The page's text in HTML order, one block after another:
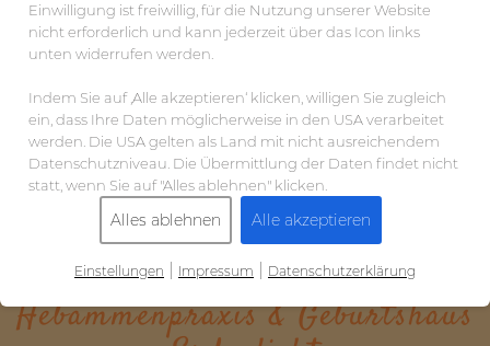
Hebammenpraxis & Geburtshaus
Einwilligung ist freiwillig, für die Nutzung unserer Website
nicht erforderlich und kann jederzeit über das Icon links
unten widerrufen werden.
Indem Sie auf ‚Alle akzeptieren‘ klicken, willigen Sie zugleich
ein, dass Ihre Daten möglicherweise in den USA verarbeitet
werden. Die USA gelten als Land mit nicht ausreichendem
Datenschutzniveau. Die Übermittlung der Daten findet nicht
statt, wenn Sie auf "Alles ablehnen" klicken.
Alles ablehnen Alle akzeptieren
Einstellungen Impressum Datenschutzerklärung